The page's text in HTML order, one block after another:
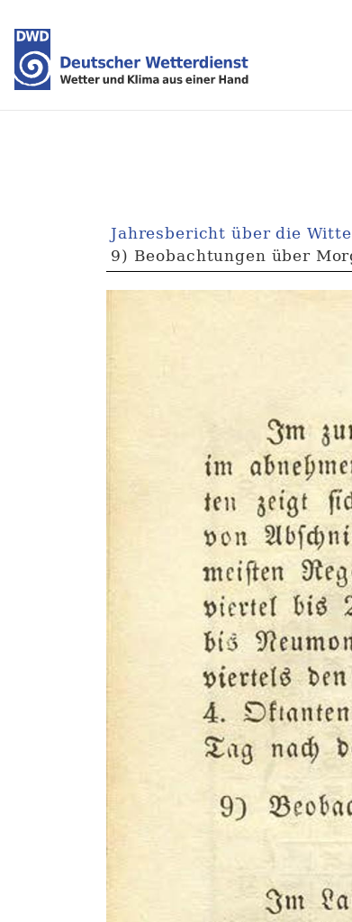
Jahresbericht über die
9) Beobachtungen über